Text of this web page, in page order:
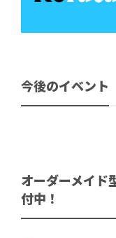
今後のイベント
オーダーメイド
付中！